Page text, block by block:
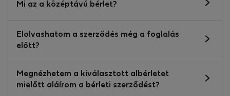
Mi az a középtávú bérlet?
Elolvashatom a szerződés még a foglalás
előtt?
Megnézhetem a kiválasztott albérletet
mielőtt aláírom a bérleti szerződést?